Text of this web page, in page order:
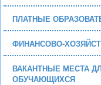
ПЛАТНЫЕ
ФИНАНСОВО-
ВАКАНТНЫЕ МЕСТА
ОБУЧАЮЩИХСЯ